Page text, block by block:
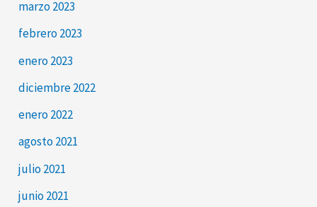
marzo 2023
febrero 2023
enero 2023
diciembre 2022
enero 2022
agosto 2021
julio 2021
junio 2021